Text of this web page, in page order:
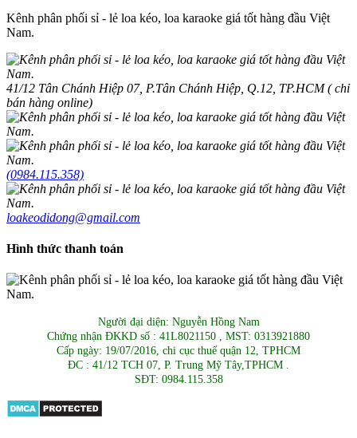
Kênh phân phối sỉ - lẻ loa kéo, loa karaoke giá tốt hàng đầu Việt
Nam.
41/12 Tân Chánh Hiệp 07, P.Tân Chánh Hiệp, Q.12, TP.HCM ( chỉ
bán hàng online)
(0984.115.358)
loakeodidong@gmail.com
Hình thức thanh toán
Người đại diện: Nguyễn Hồng Nam
Chứng nhận ĐKKD số : 41L8021150 , MST: 0313921880
Cấp ngày: 19/07/2016, chi cục thuế quận 12, TPHCM
ĐC : 41/12 TCH 07, P. Trung Mỹ Tây,TPHCM .
SĐT: 0984.115.358